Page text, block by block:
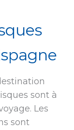
sont à
Les
sont